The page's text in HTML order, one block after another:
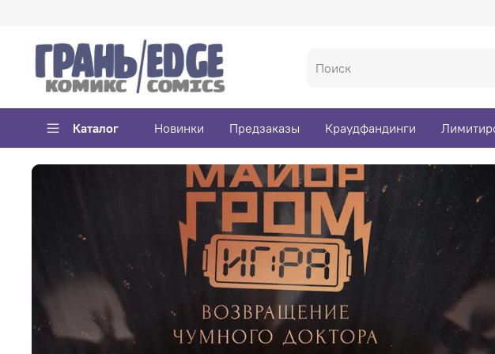
Каталог Новинки Предзаказы Краудфандинги